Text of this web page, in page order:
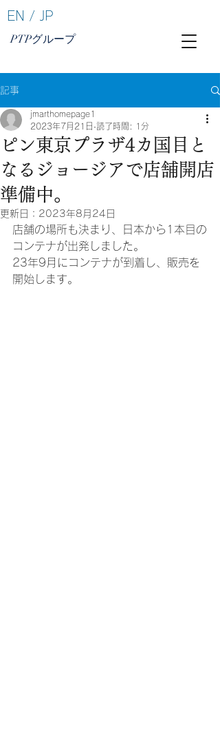
PTPグループ
EN / JP
記事
ピン東京プラザ4カ国目と
なるジョージアで店舗開店
準備中。
jmarthomepage1
2023年7月21日 読了時間: 1分
更新日： 2023年8月24日
店舗の場所も決まり、日本から1本目の
コンテナが出発しました。
23年9月にコンテナが到着し、販売を
開始します。